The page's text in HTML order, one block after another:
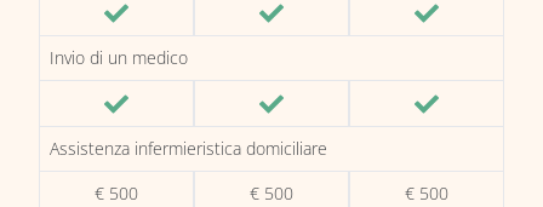
Invio di un medico
Assistenza infermieristica domiciliare
€ 500
€ 500
€ 500